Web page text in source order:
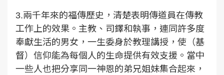
3.兩千年來的福傳歷史，清楚表明傳道員在傳教
工作上的效果。主教、司鐸和執事，連同許多度
奉獻生活的男女，一生委身於教理講授，使（基
督）信仰能為每個人的生命提供有效支援。當中
一些人也把分享同一神恩的弟兄姐妹集合起來，